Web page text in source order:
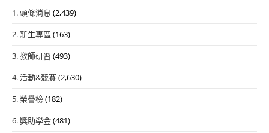
1. 頭條消息 (2,439)
2. 新生專區 (163)
3. 教師研習 (493)
4. 活動&競賽(2,630)
5. 榮譽榜(182)
6. 獎助學金(481)